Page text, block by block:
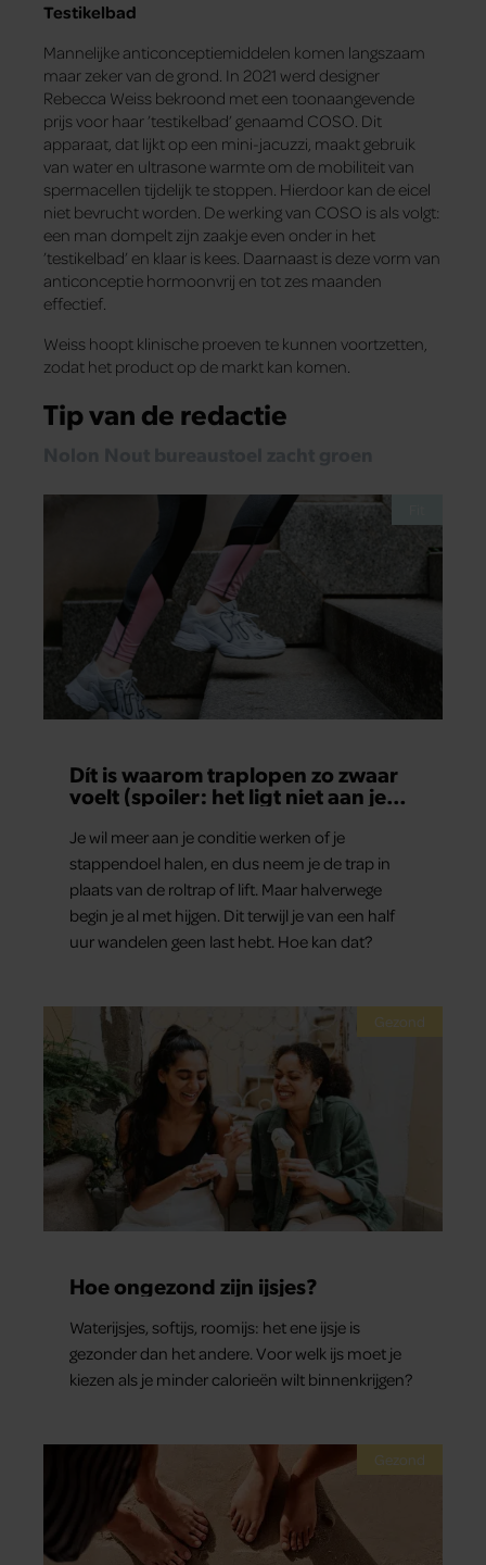
Testikelbad
Mannelijke anticonceptiemiddelen komen langszaam
maar zeker van de grond. In 2021 werd designer
Rebecca Weiss bekroond met een toonaangevende
prijs voor haar ’testikelbad’ genaamd COSO. Dit
apparaat, dat lijkt op een mini-jacuzzi, maakt gebruik
van water en ultrasone warmte om de mobiliteit van
spermacellen tijdelijk te stoppen. Hierdoor kan de eicel
niet bevrucht worden. De werking van COSO is als volgt:
een man dompelt zijn zaakje even onder in het
’testikelbad’ en klaar is kees. Daarnaast is deze vorm van
anticonceptie hormoonvrij en tot zes maanden
effectief.
Weiss hoopt klinische proeven te kunnen voortzetten,
zodat het product op de markt kan komen.
Tip van de redactie
Dít is waarom traplopen zo zwaar
voelt (spoiler: het ligt niet aan je
Je wil meer aan je conditie werken of je
stappendoel halen, en dus neem je de trap in
plaats van de roltrap of lift. Maar halverwege
begin je al met hijgen. Dit terwijl je van een half
uur wandelen geen last hebt. Hoe kan dat?
Gezond
Hoe ongezond zijn ijsjes?
Waterijsjes, softijs, roomijs: het ene ijsje is
gezonder dan het andere. Voor welk ijs moet je
kiezen als je minder calorieën wilt binnenkrijgen?
Gezond